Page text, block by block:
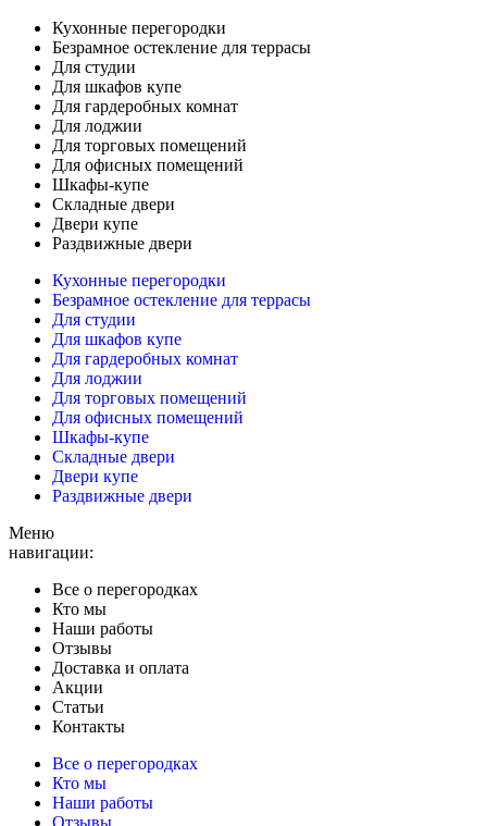
Кухонные перегородки
Безрамное остекление для террасы
Для студии
Для шкафов купе
Для гардеробных комнат
Для лоджии
Для торговых помещений
Для офисных помещений
Шкафы-купе
Складные двери
Двери купе
Раздвижные двери
Кухонные перегородки
Безрамное остекление для террасы
Для студии
Для шкафов купе
Для гардеробных комнат
Для лоджии
Для торговых помещений
Для офисных помещений
Шкафы-купе
Складные двери
Двери купе
Раздвижные двери
Меню
навигации:
Все о перегородках
Кто мы
Наши работы
Отзывы
Доставка и оплата
Акции
Статьи
Контакты
Все о перегородках
Кто мы
Наши работы